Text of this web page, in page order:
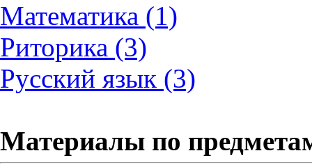
Математика (1)
Риторика (3)
Русский язык (3)
Материалы по